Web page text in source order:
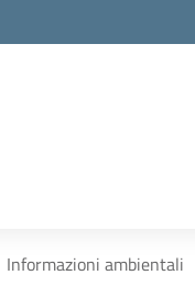
Informazioni ambientali